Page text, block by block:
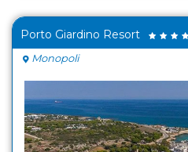
Porto Giardino Resort
Monopoli